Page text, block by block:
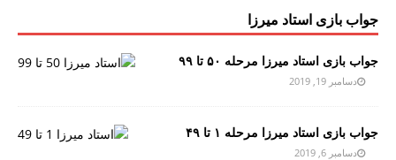
جواب بازی استاد میرزا
جواب بازی استاد میرزا مرحله ۵۰ تا ۹۹
دسامبر 19, 2019
جواب بازی استاد میرزا مرحله ۱ تا ۴۹
دسامبر 6, 2019